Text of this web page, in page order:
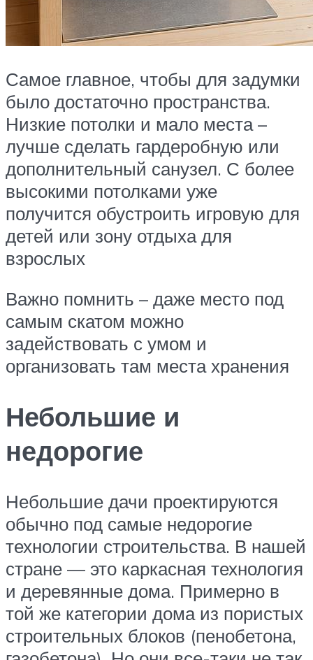
Самое главное, чтобы для задумки
было достаточно пространства.
Низкие потолки и мало места –
лучше сделать гардеробную или
дополнительный санузел. С более
высокими потолками уже
получится обустроить игровую для
детей или зону отдыха для
взрослых
Важно помнить – даже место под
самым скатом можно
задействовать с умом и
организовать там места хранения
Небольшие и
недорогие
Небольшие дачи проектируются
обычно под самые недорогие
технологии строительства. В нашей
стране — это каркасная технология
и деревянные дома. Примерно в
той же категории дома из пористых
строительных блоков (пенобетона,